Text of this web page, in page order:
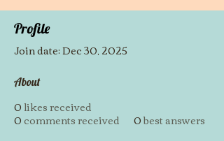
Profile
Join date: Dec 30, 2025
About
0likes received
0comments received 0best answers